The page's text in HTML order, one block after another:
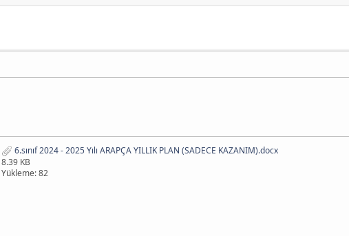
6.sınıf 2024 - 2025 Yılı ARAPÇA YILLIK PLAN (SADECE KAZANIM).docx
8.39 KB
Yükleme: 82